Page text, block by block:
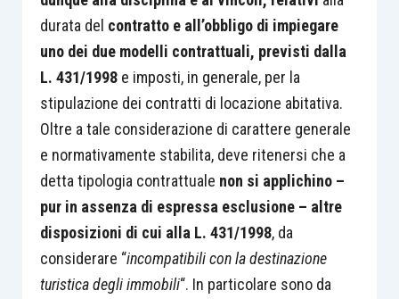
durata del contratto e all’obbligo di impiegare
uno dei due modelli contrattuali, previsti dalla
L. 431/1998e imposti, in generale, per la
stipulazione dei contratti di locazione abitativa.
Oltre a tale considerazione di carattere generale
e normativamente stabilita, deve ritenersi che a
detta tipologia contrattuale non si applichino –
pur in assenza di espressa esclusione – altre
disposizioni di cui alla L. 431/1998, da
considerare “incompatibili con la destinazione
turistica degli immobili“. In particolare sono da